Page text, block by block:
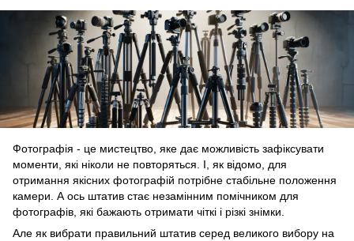
Фотографія - це мистецтво, яке дає можливість зафіксувати
моменти, які ніколи не повторяться. І, як відомо, для
отримання якісних фотографій потрібне стабільне положення
камери. А ось штатив стає незамінним помічником для
фотографів, які бажають отримати чіткі і різкі знімки.
Але як вибрати правильний штатив серед великого вибору на